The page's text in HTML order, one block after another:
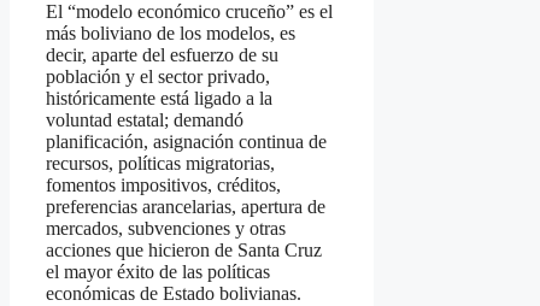
El “modelo económico cruceño” es el
más boliviano de los modelos, es
decir, aparte del esfuerzo de su
población y el sector privado,
históricamente está ligado a la
voluntad estatal; demandó
planificación, asignación continua de
recursos, políticas migratorias,
fomentos impositivos, créditos,
preferencias arancelarias, apertura de
mercados, subvenciones y otras
acciones que hicieron de Santa Cruz
el mayor éxito de las políticas
económicas de Estado bolivianas.